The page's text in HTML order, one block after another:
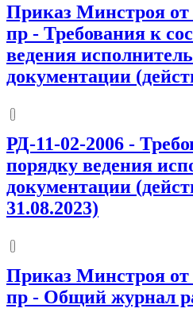
Приказ Минстроя от
пр - Требования к
ведения
документации
РД-11-02-2006 -
порядку ведения
документации
31.08.2023)
Приказ Минстроя от
пр - Общий журнал